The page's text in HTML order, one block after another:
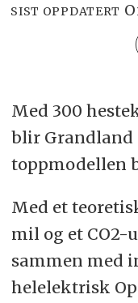
SIST OPPDATERT
Med 300
blir Grandland
toppmodellen
Med et
mil og et CO2-
sammen med
helelektrisk